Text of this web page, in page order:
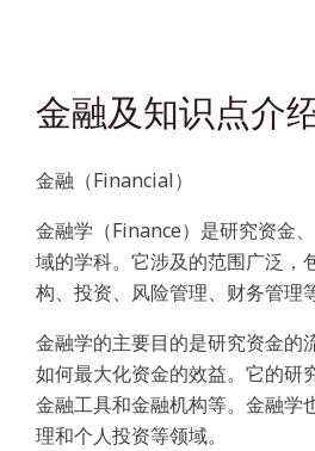
金融及知识点介
金融（Financial）
金融学（Finance）是研究资金
域的学科。它涉及的范围广泛，
构、投资、风险管理、财务管理
金融学的主要目的是研究资金的
如何最大化资金的效益。它的研
金融工具和金融机构等。金融学
理和个人投资等领域。